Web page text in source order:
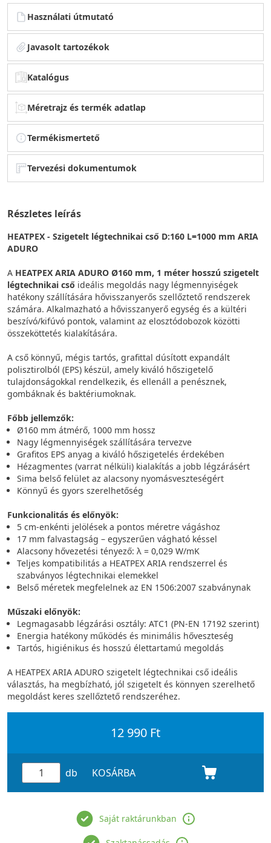
Használati útmutató
Javasolt tartozékok
Katalógus
Méretrajz és termék adatlap
Termékismertető
Tervezési dokumentumok
Részletes leírás
HEATPEX - Szigetelt légtechnikai cső D:160 L=1000 mm ARIA
ADURO
A HEATPEX ARIA ADURO Ø160 mm, 1 méter hosszú szigetelt
légtechnikai cső ideális megoldás nagy légmennyiségek
hatékony szállítására hővisszanyerős szellőztető rendszerek
számára. Alkalmazható a hővisszanyerő egység és a kültéri
beszívó/kifúvó pontok, valamint az elosztódobozok közötti
összeköttetés kialakítására.
A cső könnyű, mégis tartós, grafittal dúsított expandált
polisztirolból (EPS) készül, amely kiváló hőszigetelő
tulajdonságokkal rendelkezik, és ellenáll a penésznek,
gombáknak és baktériumoknak.
Főbb jellemzők:
Ø160 mm átmérő, 1000 mm hossz
Nagy légmennyiségek szállítására tervezve
Grafitos EPS anyag a kiváló hőszigetelés érdekében
Hézagmentes (varrat nélküli) kialakítás a jobb légzárásért
Sima belső felület az alacsony nyomásveszteségért
Könnyű és gyors szerelhetőség
Funkcionalitás és előnyök:
5 cm-enkénti jelölések a pontos méretre vágáshoz
17 mm falvastagság – egyszerűen vágható késsel
Alacsony hővezetési tényező: λ = 0,029 W/mK
Teljes kompatibilitás a HEATPEX ARIA rendszerrel és
szabványos légtechnikai elemekkel
Belső méretek megfelelnek az EN 1506:2007 szabványnak
Műszaki előnyök:
Legmagasabb légzárási osztály: ATC1 (PN-EN 17192 szerint)
Energia hatékony működés és minimális hőveszteség
Tartós, higiénikus és hosszú élettartamú megoldás
A HEATPEX ARIA ADURO szigetelt légtechnikai cső ideális
választás, ha megbízható, jól szigetelt és könnyen szerelhető
megoldást keres szellőztető rendszeréhez.
12 990 Ft
db KOSÁRBA
Saját raktárunkban